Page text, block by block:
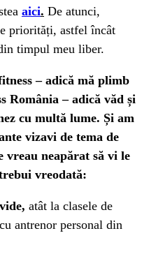
aici. De atunci,
priorități, astfel încât
timpul meu liber.
– adică mă plimb
România – adică văd și
cu multă lume. Și am
vizavi de tema de
vreau neapărat să vi le
vreodată:
atât la clasele de
antrenor personal din